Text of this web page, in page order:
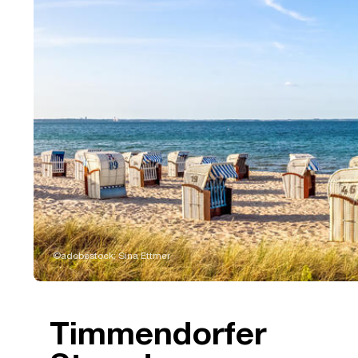
©adobestock: Sina Ettmer
Timmendorfer